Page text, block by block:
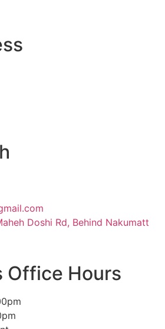
Doshi Rd, Behind Nakumatt
Office Hours